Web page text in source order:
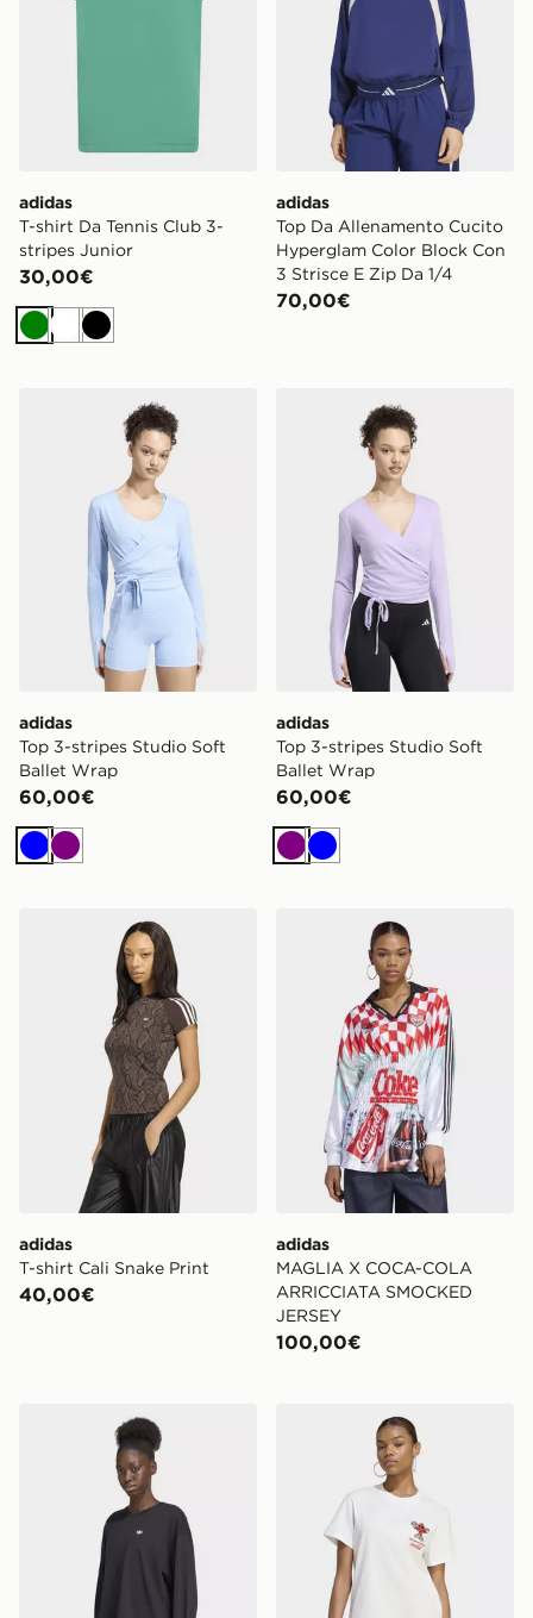
adidas
T-shirt Da Tennis Club 3-
stripes Junior
30,00€
VerdeBianco
Nero
adidas
Top Da Allenamento Cucito
Hyperglam Color Block Con
3 Strisce E Zip Da 1/4
70,00€
adidas Top 3-stripes Studio Soft Ballet Wrap
adidas
Top 3-stripes Studio Soft
Ballet Wrap
60,00€
BluViola
adidas Top 3-stripes
adidas
Top 3-stripes Studio Soft
Ballet Wrap
60,00€
Viola
Blu
adidas T-shirt Cali Snake Print
adidas
T-shirt Cali Snake Print
40,00€
adidas MAGLIA X COCA-
adidas
MAGLIA X COCA-COLA
ARRICCIATA SMOCKED
JERSEY
100,00€
adidas Maglia A Maniche Lunghe Essentials Oversize
adidas T-SHIRT X COCA-